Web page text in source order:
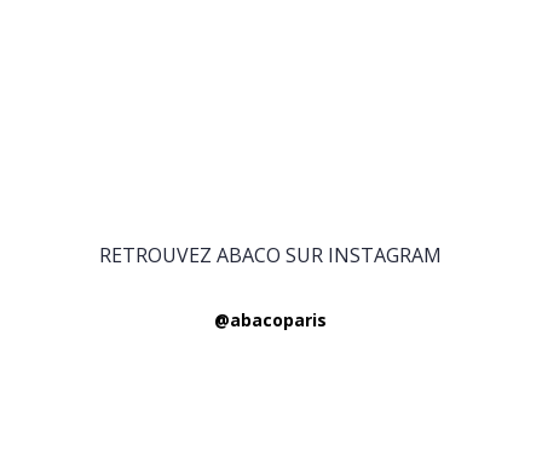
RETROUVEZ ABACO SUR INSTAGRAM
@abacoparis